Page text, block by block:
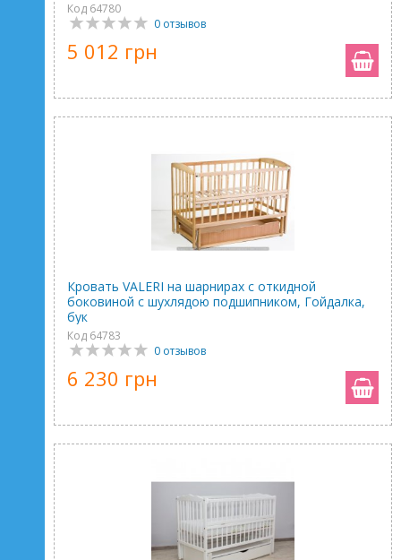
Код 64780
0 отзывов
5 012 грн
Кровать VALERI на шарнирах с откидной
боковиной с шухлядою подшипником, Гойдалка,
бук
Код 64783
0 отзывов
6 230 грн